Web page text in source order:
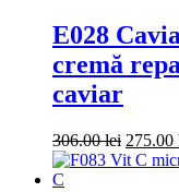
E028
cremă
caviar
306.00lei Prețul
inițial
275.00